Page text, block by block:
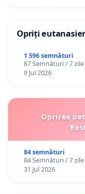
Opriți
1 596 semnături
87 Semnături / 7 zile
9 Jul 2026
Oprirea
84 semnături
84 Semnături / 7 zile
31 Jul 2026